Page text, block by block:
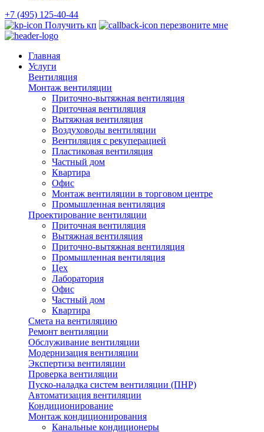
+7 (495) 125-40-44
Получить кп
перезвоните мне
Главная
Услуги
Вентиляция
Монтаж вентиляции
Приточно-вытяжная вентиляция
Приточная вентиляция
Вытяжная вентиляция
Воздуховоды вентиляции
Вентиляция с рекуперацией
Пластиковая вентиляция
Частный дом
Квартира
Офис
Монтаж вентиляции в торговом центре
Промышленная вентиляция
Проектирование вентиляции
Приточная вентиляция
Вытяжная вентиляция
Приточно-вытяжная вентиляция
Промышленная вентиляция
Цех
Лаборатория
Офис
Частный дом
Квартира
Смета на вентиляцию
Ремонт вентиляции
Обслуживание вентиляции
Модернизация вентиляции
Экспертиза вентиляции
Проверка вентиляции
Пуско-наладка систем вентиляции (ПНР)
Автоматизация вентиляции
Кондиционирование
Монтаж кондиционирования
Канальные кондиционеры